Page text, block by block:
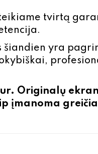
tvirtą
šiandien yra
Originalų